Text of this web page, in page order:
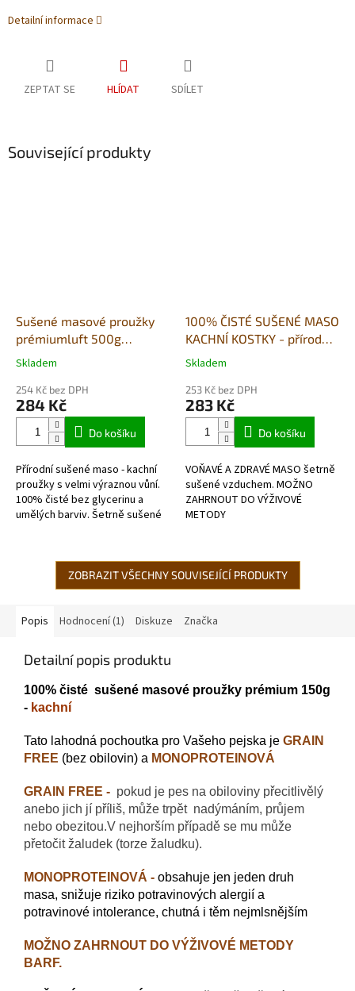
Detailní informace
ZEPTAT SE HLÍDAT SDÍLET
Související produkty
Sušené masové proužky
prémiumluft 500g
(sáček)- kachna
Průměrné
produktu
je
hvězdiček.
Skladem
254 Kč bez DPH
284 Kč
Do košíku
Přírodní sušené maso - kachní
proužky s velmi výraznou vůní.
100% čisté bez glycerinu a
umělých barviv. Šetrně sušené
100% ČISTÉ SUŠENÉ MASO
KACHNÍ KOSTKY - přírodní
pamlsek - 500g
Průměrné
produktu
je
hvězdiček.
Skladem
253 Kč bez DPH
283 Kč
Do košíku
VOŇAVÉ A ZDRAVÉ MASO šetrně
sušené vzduchem. MOŽNO
ZAHRNOUT DO VÝŽIVOVÉ
METODY
ZOBRAZIT VŠECHNY SOUVISEJÍCÍ PRODUKTY
Popis Hodnocení (1) Diskuze Značka
Detailní popis produktu
100% čisté sušené masové proužky prémium 150g
- kachní
Tato lahodná pochoutka pro Vašeho pejska je GRAIN
FREE (bez obilovin) a MONOPROTEINOVÁ
GRAIN FREE - pokud je pes na obiloviny přecitlivělý
anebo jich jí příliš, může trpět nadýmáním, průjem
nebo obezitou.V nejhorším případě se mu může
přetočit žaludek (torze žaludku).
MONOPROTEINOVÁ - obsahuje jen jeden druh
masa, snižuje riziko potravinových alergií a
potravinové intolerance, chutná i těm nejmlsnějším
MOŽNO ZAHRNOUT DO VÝŽIVOVÉ METODY
BARF.